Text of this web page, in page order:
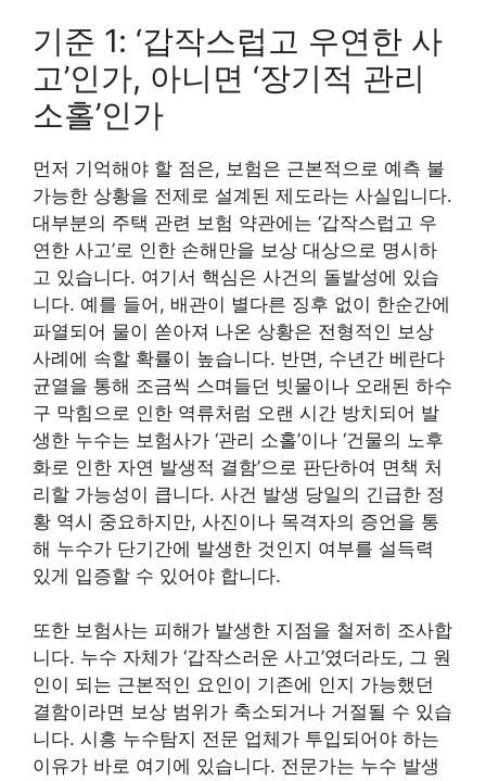
기준 1: ‘갑작스럽고 우연한 사
고’인가, 아니면 ‘장기적 관리
소홀’인가
먼저 기억해야 할 점은, 보험은 근본적으로 예측 불
가능한 상황을 전제로 설계된 제도라는 사실입니다.
대부분의 주택 관련 보험 약관에는 ‘갑작스럽고 우
연한 사고’로 인한 손해만을 보상 대상으로 명시하
고 있습니다. 여기서 핵심은 사건의 돌발성에 있습
니다. 예를 들어, 배관이 별다른 징후 없이 한순간에
파열되어 물이 쏟아져 나온 상황은 전형적인 보상
사례에 속할 확률이 높습니다. 반면, 수년간 베란다
균열을 통해 조금씩 스며들던 빗물이나 오래된 하수
구 막힘으로 인한 역류처럼 오랜 시간 방치되어 발
생한 누수는 보험사가 ‘관리 소홀’이나 ‘건물의 노후
화로 인한 자연 발생적 결함’으로 판단하여 면책 처
리할 가능성이 큽니다. 사건 발생 당일의 긴급한 정
황 역시 중요하지만, 사진이나 목격자의 증언을 통
해 누수가 단기간에 발생한 것인지 여부를 설득력
있게 입증할 수 있어야 합니다.
또한 보험사는 피해가 발생한 지점을 철저히 조사합
니다. 누수 자체가 ‘갑작스러운 사고’였더라도, 그 원
인이 되는 근본적인 요인이 기존에 인지 가능했던
결함이라면 보상 범위가 축소되거나 거절될 수 있습
니다. 시흥 누수탐지 전문 업체가 투입되어야 하는
이유가 바로 여기에 있습니다. 전문가는 누수 발생